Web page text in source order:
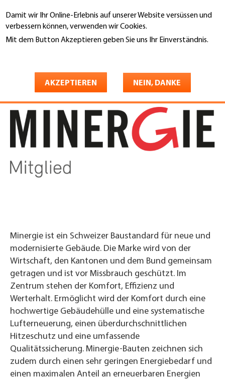
Damit wir Ihr Online-Erlebnis auf unserer Website versüssen und
verbessern können, verwenden wir Cookies.
Mit dem Button Akzeptieren geben Sie uns Ihr Einverständnis.
AKZEPTIEREN NEIN, DANKE
zum
Inhalt
MINERGIE
Minergie ist ein Schweizer Baustandard für neue und
modernisierte Gebäude. Die Marke wird von der
Wirtschaft, den Kantonen und dem Bund gemeinsam
getragen und ist vor Missbrauch geschützt. Im
Zentrum stehen der Komfort, Effizienz und
Werterhalt. Ermöglicht wird der Komfort durch eine
hochwertige Gebäudehülle und eine systematische
Lufterneuerung, einen überdurchschnittlichen
Hitzeschutz und eine umfassende
Qualitätssicherung. Minergie-Bauten zeichnen sich
zudem durch einen sehr geringen Energiebedarf und
einen maximalen Anteil an erneuerbaren Energien